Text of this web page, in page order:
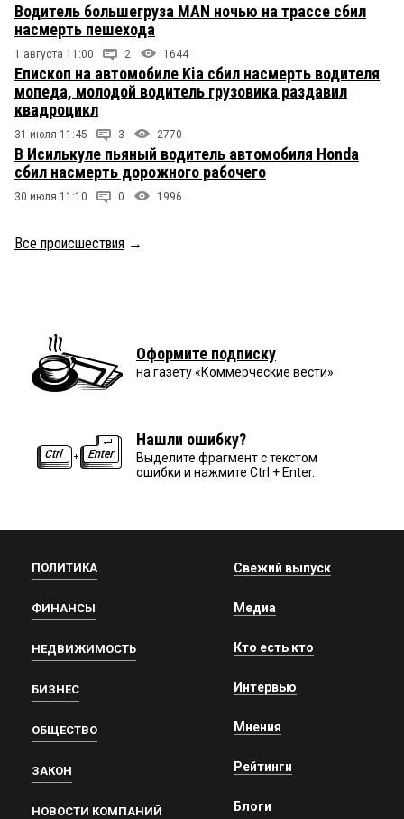
Водитель большегруза MAN ночью на трассе сбил
насмерть пешехода
1 августа 11:00 2 1644
Епископ на автомобиле Kia сбил насмерть водителя
мопеда, молодой водитель грузовика раздавил
квадроцикл
31 июля 11:45 3 2770
В Исилькуле пьяный водитель автомобиля Honda
сбил насмерть дорожного рабочего
30 июля 11:10 0 1996
Все происшествия →
Оформите подписку
на газету «Коммерческие вести»
Нашли ошибку?
Выделите фрагмент с текстом
ошибки и нажмите Ctrl + Enter.
ПОЛИТИКА
ФИНАНСЫ
НЕДВИЖИМОСТЬ
БИЗНЕС
ОБЩЕСТВО
ЗАКОН
НОВОСТИ КОМПАНИЙ
Свежий выпуск
Медиа
Кто есть кто
Интервью
Мнения
Рейтинги
Блоги